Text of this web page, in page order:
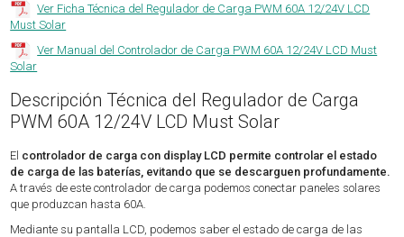
Ver Ficha Técnica del Regulador de Carga PWM 60A 12/24V LCD
Must Solar
Ver Manual del Controlador de Carga PWM 60A 12/24V LCD Must
Solar
Descripción Técnica del Regulador de Carga
PWM 60A 12/24V LCD Must Solar
El controlador de carga con display LCD permite controlar el estado
de carga de las baterías, evitando que se descarguen profundamente.
A través de este controlador de carga podemos conectar paneles solares
que produzcan hasta 60A.
Mediante su pantalla LCD, podemos saber el estado de carga de las